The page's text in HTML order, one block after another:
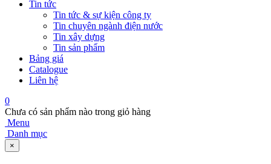
Tin tức
Tin tức & sự kiện công ty
Tin chuyên ngành điện nước
Tin xây dựng
Tin sản phẩm
Bảng giá
Catalogue
Liên hệ
0
Chưa có sản phẩm nào trong giỏ hàng
Menu
Danh mục
×